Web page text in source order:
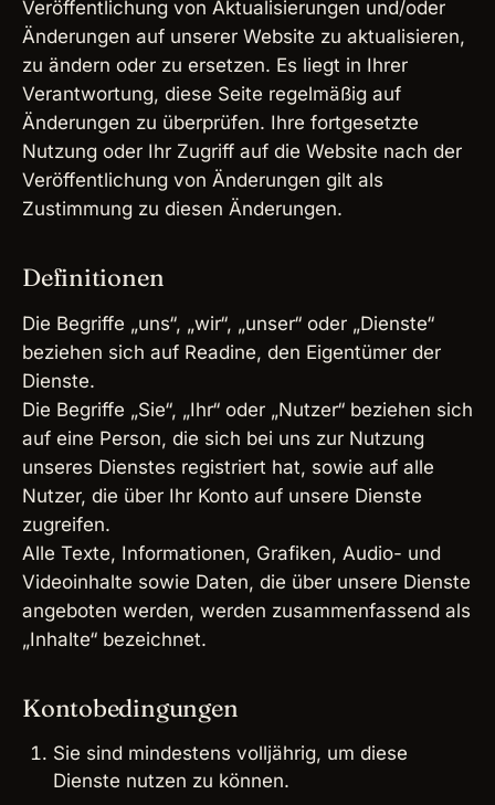
Veröffentlichung von Aktualisierungen und/oder
Änderungen auf unserer Website zu aktualisieren,
zu ändern oder zu ersetzen. Es liegt in Ihrer
Verantwortung, diese Seite regelmäßig auf
Änderungen zu überprüfen. Ihre fortgesetzte
Nutzung oder Ihr Zugriff auf die Website nach der
Veröffentlichung von Änderungen gilt als
Zustimmung zu diesen Änderungen.
Definitionen
Die Begriffe „uns“, „wir“, „unser“ oder „Dienste“
beziehen sich auf Readine, den Eigentümer der
Dienste.
Die Begriffe „Sie“, „Ihr“ oder „Nutzer“ beziehen sich
auf eine Person, die sich bei uns zur Nutzung
unseres Dienstes registriert hat, sowie auf alle
Nutzer, die über Ihr Konto auf unsere Dienste
zugreifen.
Alle Texte, Informationen, Grafiken, Audio- und
Videoinhalte sowie Daten, die über unsere Dienste
angeboten werden, werden zusammenfassend als
„Inhalte“ bezeichnet.
Kontobedingungen
Sie sind mindestens volljährig, um diese
Dienste nutzen zu können.